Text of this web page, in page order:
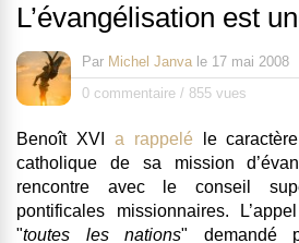
L’évangélisation est
Par Michel Janva le 17 mai 2008
0 commentaire / 855 vues
Benoît XVI a rappelé
le
catholique de sa mission
rencontre avec le conseil
pontificales missionnaires.
"toutes les nations" demandé